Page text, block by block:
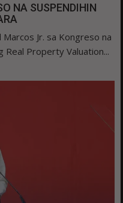
NA SUSPENDIHIN
Jr. sa Kongreso na
Real Property Valuation...